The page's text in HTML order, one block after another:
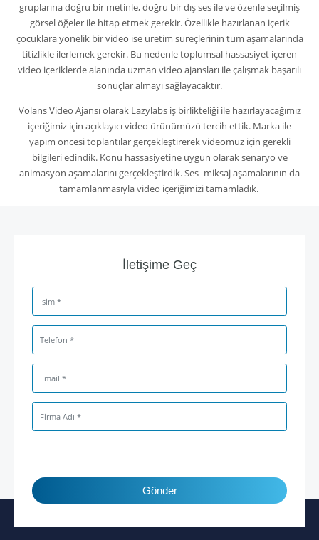
gruplarına doğru bir metinle, doğru bir dış ses ile ve özenle seçilmiş
görsel öğeler ile hitap etmek gerekir. Özellikle hazırlanan içerik
çocuklara yönelik bir video ise üretim süreçlerinin tüm aşamalarında
titizlikle ilerlemek gerekir. Bu nedenle toplumsal hassasiyet içeren
video içeriklerde alanında uzman video ajansları ile çalışmak başarılı
sonuçlar almayı sağlayacaktır.
Volans Video Ajansı olarak Lazylabs iş birlikteliği ile hazırlayacağımız
içeriğimiz için açıklayıcı video ürünümüzü tercih ettik. Marka ile
yapım öncesi toplantılar gerçekleştirerek videomuz için gerekli
bilgileri edindik. Konu hassasiyetine uygun olarak senaryo ve
animasyon aşamalarını gerçekleştirdik. Ses- miksaj aşamalarının da
tamamlanmasıyla video içeriğimizi tamamladık.
İletişime Geç
Gönder